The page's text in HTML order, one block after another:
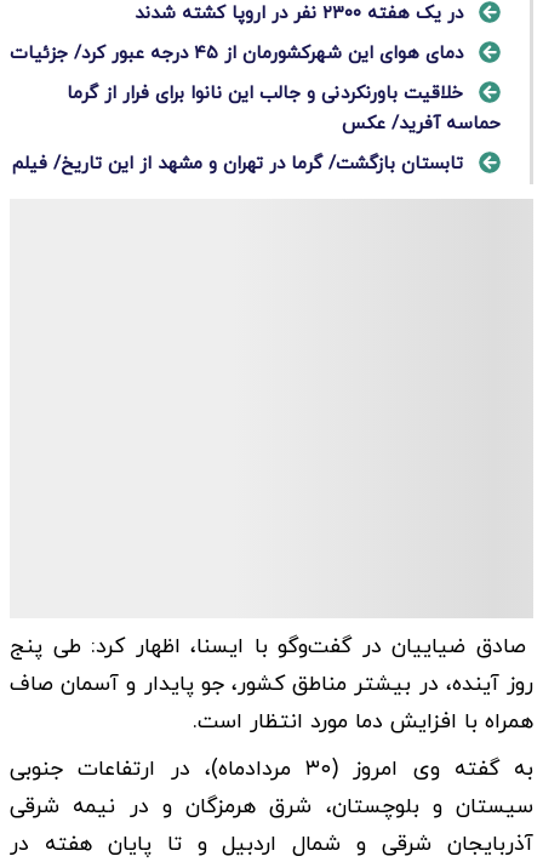
در یک هفته ۲۳۰۰ نفر در اروپا کشته شدند
دمای هوای این شهرکشورمان از ۴۵ درجه عبور کرد/ جزئیات
خلاقیت باورنکردنی و جالب این نانوا برای فرار از گرما
حماسه آفرید/ عکس
تابستان بازگشت/ گرما در تهران و مشهد از این تاریخ/ فیلم
صادق ضیاییان در گفت‌وگو با ایسنا، اظهار کرد: طی پنج
روز آینده، در بیشتر مناطق کشور، جو پایدار و آسمان صاف
همراه با افزایش دما مورد انتظار است.
‌به گفته وی امروز (۳۰ مردادماه)، در ارتفاعات جنوبی
سیستان و بلوچستان، شرق هرمزگان و در نیمه شرقی
آذربایجان شرقی و شمال اردبیل و تا پایان هفته در